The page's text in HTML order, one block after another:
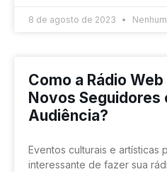
8 de agosto de 2023
Como a Rádio
Novos Seguidores
Audiência?
Eventos culturais e artísticas
interessante de fazer sua